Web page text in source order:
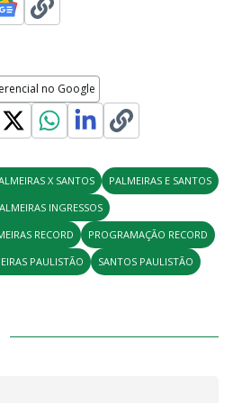
no Google
X SANTOS
PALMEIRAS E SANTOS
INGRESSOS
RECORD
PROGRAMAÇÃO RECORD
PAULISTÃO SANTOS PAULISTÃO